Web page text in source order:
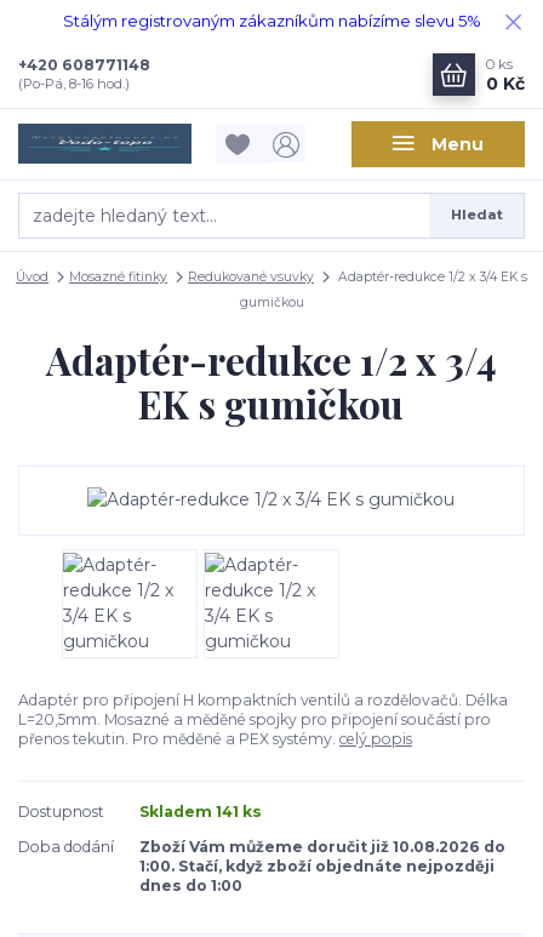
Stálým registrovaným zákazníkům nabízíme slevu 5%
Menu
Hledat
+420 608771148
(Po-Pá, 8-16 hod.)
0 ks
0 Kč
Úvod Mosazné fitinky Redukované vsuvky
Adaptér-redukce 1/2 x 3/4 EK s
gumičkou
Adaptér-redukce 1/2 x 3/4
EK s gumičkou
Adaptér pro připojení H kompaktních ventilů a rozdělovačů. Délka
L=20,5mm. Mosazné a měděné spojky pro připojení součástí pro
přenos tekutin. Pro měděné a PEX systémy. celý popis
Dostupnost
Skladem 141 ks
Doba dodání
Zboží Vám můžeme doručit již 10.08.2026 do
1:00. Stačí, když zboží objednáte nejpozději
dnes do 1:00